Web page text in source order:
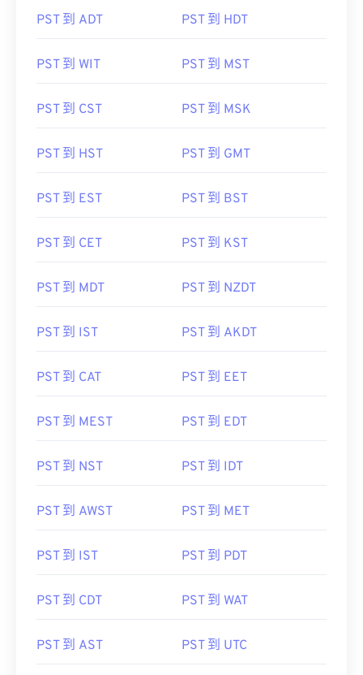
PST 到 ADT PST 到 HDT
PST 到 WIT PST 到 MST
PST 到 CST PST 到 MSK
PST 到 HST PST 到 GMT
PST 到 EST PST 到 BST
PST 到 CET PST 到 KST
PST 到 MDT PST 到 NZDT
PST 到 IST PST 到 AKDT
PST 到 CAT PST 到 EET
PST 到 MEST PST 到 EDT
PST 到 NST PST 到 IDT
PST 到 AWST PST 到 MET
PST 到 IST PST 到 PDT
PST 到 CDT PST 到 WAT
PST 到 AST PST 到 UTC